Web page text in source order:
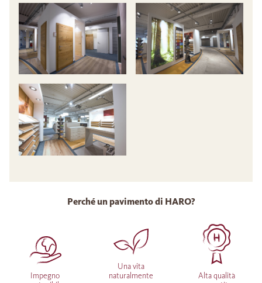
Perché un pavimento di HARO?
Impegno
Una vita
naturalmente
Alta qualità